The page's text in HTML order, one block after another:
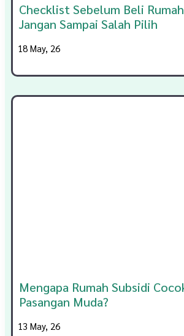
Checklist Sebelum Beli
Jangan Sampai Salah Pilih
18 May, 26
Mengapa Rumah Subsidi
Pasangan Muda?
13 May, 26